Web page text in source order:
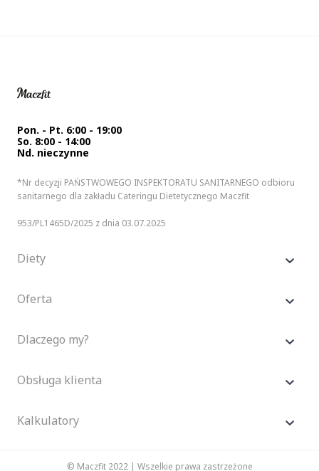
Pon. - Pt. 6:00 - 19:00
So. 8:00 - 14:00
Nd. nieczynne
*Nr decyzji PAŃSTWOWEGO INSPEKTORATU SANITARNEGO odbioru
sanitarnego dla zakładu Cateringu Dietetycznego Maczfit
953/PL1465D/2025 z dnia 03.07.2025
Diety
Oferta
Dlaczego my?
Obsługa klienta
Kalkulatory
© Maczfit 2022 | Wszelkie prawa zastrzeżone